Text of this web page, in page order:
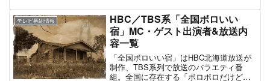
「トレンドたまご」という最先端で斬新
な商品・技術などをリポートするコーナ
ー。通称「トレたま」。企画内容が支持
されているのはもちろんだが、テレビ東
京の若手女子アナがリポーターとして登
場する点も視聴者人気の要素となってい
る。と、テレビ東京の人気番組のひとつ
担う。同番組では番組時代を王国とみな
し、メインMCのDAIGOを国王、レギュラ
ーの女性タレントはプリンセス、番組進
行のフジテレビの女子アナは執事とそれ
ぞれ設定している。「日本ダービー」
「ジャパンカップ」「有馬記念」など注
目されるGIレースの直前放送では、スタ
テレビ番組情報
HBC／TBS系「全国ボロいい
宿」MC・ゲスト出演者&放送内
容一覧
「全国ボロいい宿」はHBC北海道放送が
制作、TBS系列で放送のバラエティ番
組。全国に存在する「ボロボロだけど人